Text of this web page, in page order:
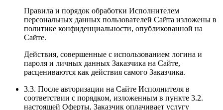
Правила и порядок обработки Исполнителем
персональных данных пользователей Сайта изложены в
политике конфиденциальности, опубликованной на
Сайте.
Действия, совершенные с использованием логина и
пароля и личных данных Заказчика на Сайте,
расцениваются как действия самого Заказчика.
3.3. После авторизации на Сайте Исполнителя в
соответствии с порядком, изложенным в пункте 3.2.
настоящей Оферты, Заказчик оплачивает услугу